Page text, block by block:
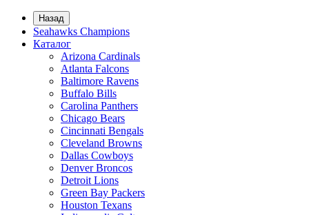
Назад
Seahawks Champions
Каталог
Arizona Cardinals
Atlanta Falcons
Baltimore Ravens
Buffalo Bills
Carolina Panthers
Chicago Bears
Cincinnati Bengals
Cleveland Browns
Dallas Cowboys
Denver Broncos
Detroit Lions
Green Bay Packers
Houston Texans